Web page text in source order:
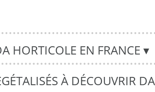
HORTICOLE EN FRANCE ▾
À DÉCOUVRIR